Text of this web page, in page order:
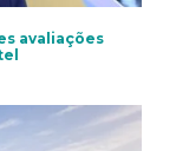
avaliações